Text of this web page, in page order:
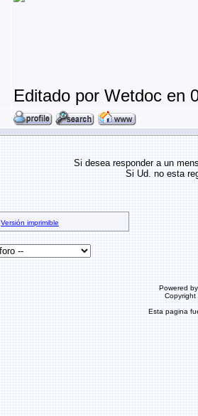
Editado por Wetdoc en
Si desea responder a un
Si Ud. no esta
Versión imprimible
Powered
Esta pagina